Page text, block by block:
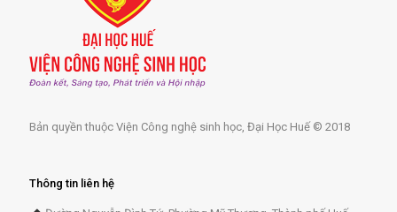
Bản quyền thuộc Viện Công nghệ sinh học, Đại Học Huế © 2018
Thông tin liên hệ